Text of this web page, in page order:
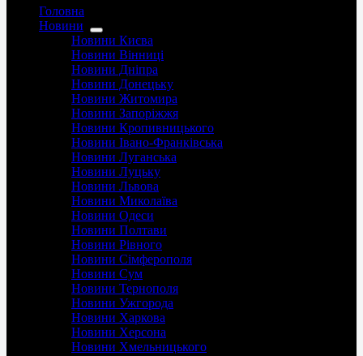
Головна
Новини
Новини Києва
Новини Вінниці
Новини Дніпра
Новини Донецьку
Новини Житомира
Новини Запоріжжя
Новини Кропивницького
Новини Івано-Франківська
Новини Луганська
Новини Луцьку
Новини Львова
Новини Миколаїва
Новини Одеси
Новини Полтави
Новини Рівного
Новини Сімферополя
Новини Сум
Новини Тернополя
Новини Ужгорода
Новини Харкова
Новини Херсона
Новини Хмельницького